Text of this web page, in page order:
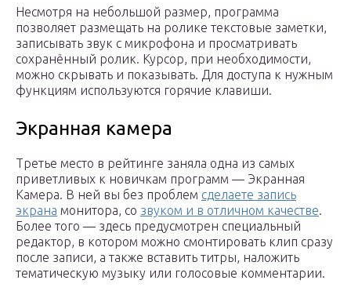
Несмотря на небольшой размер, программа
позволяет размещать на ролике текстовые заметки,
записывать звук с микрофона и просматривать
сохранённый ролик. Курсор, при необходимости,
можно скрывать и показывать. Для доступа к нужным
функциям используются горячие клавиши.
Экранная камера
Третье место в рейтинге заняла одна из самых
приветливых к новичкам программ — Экранная
Камера. В ней вы без проблем сделаете запись
экрана монитора, со звуком и в отличном качестве.
Более того — здесь предусмотрен специальный
редактор, в котором можно смонтировать клип сразу
после записи, а также вставить титры, наложить
тематическую музыку или голосовые комментарии.